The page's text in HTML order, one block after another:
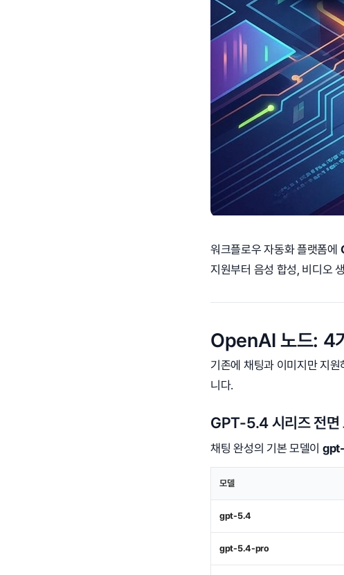
워크플로우 자동화 플랫폼에
지원부터 음성 합성, 비디오
OpenAI 노드: 4
기존에 채팅과 이미지만 지
니다.
GPT-5.4 시리즈 전면
채팅 완성의 기본 모델이
모델
gpt-5.4
gpt-5.4-pro